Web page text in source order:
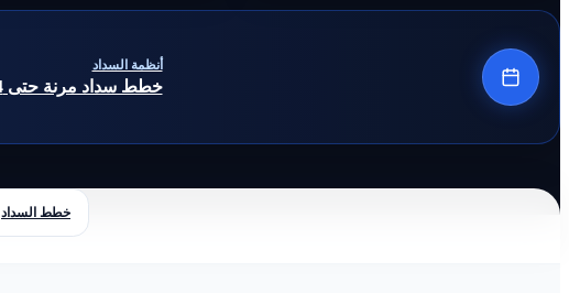
أنظمة السداد
خطط سداد مرنة حتى 4 سنوات
خطط السداد